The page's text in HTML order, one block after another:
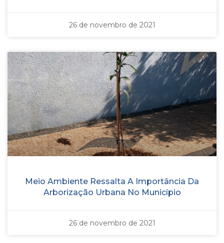
26 de novembro de 2021
Meio Ambiente Ressalta A Importância Da
Arborização Urbana No Município
26 de novembro de 2021